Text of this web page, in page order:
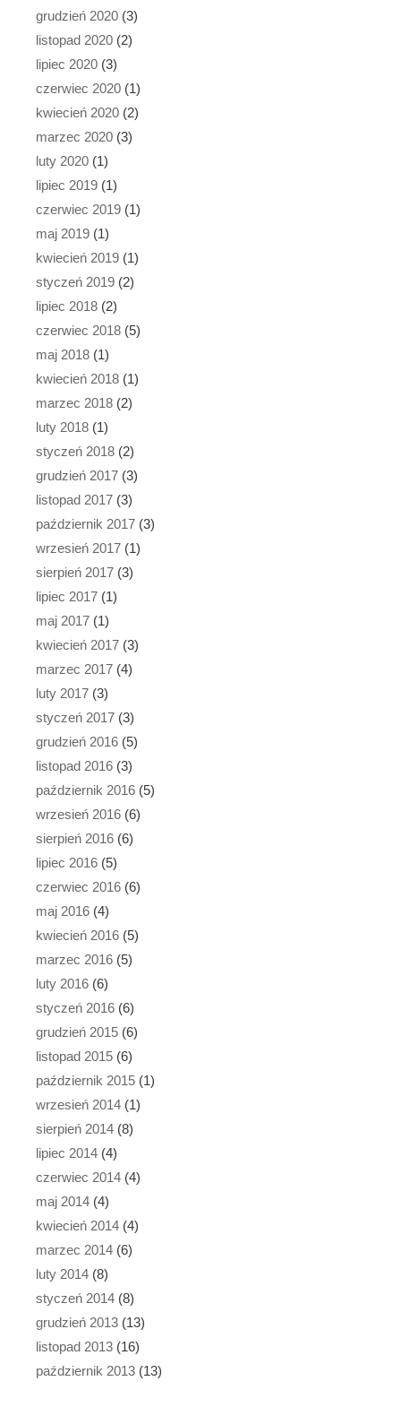
grudzień 2020 (3)
listopad 2020 (2)
lipiec 2020 (3)
czerwiec 2020 (1)
kwiecień 2020 (2)
marzec 2020 (3)
luty 2020 (1)
lipiec 2019 (1)
czerwiec 2019 (1)
maj 2019 (1)
kwiecień 2019 (1)
styczeń 2019 (2)
lipiec 2018 (2)
czerwiec 2018 (5)
maj 2018 (1)
kwiecień 2018 (1)
marzec 2018 (2)
luty 2018 (1)
styczeń 2018 (2)
grudzień 2017 (3)
listopad 2017 (3)
październik 2017 (3)
wrzesień 2017 (1)
sierpień 2017 (3)
lipiec 2017 (1)
maj 2017 (1)
kwiecień 2017 (3)
marzec 2017 (4)
luty 2017 (3)
styczeń 2017 (3)
grudzień 2016 (5)
listopad 2016 (3)
październik 2016 (5)
wrzesień 2016 (6)
sierpień 2016 (6)
lipiec 2016 (5)
czerwiec 2016 (6)
maj 2016 (4)
kwiecień 2016 (5)
marzec 2016 (5)
luty 2016 (6)
styczeń 2016 (6)
grudzień 2015 (6)
listopad 2015 (6)
październik 2015 (1)
wrzesień 2014 (1)
sierpień 2014 (8)
lipiec 2014 (4)
czerwiec 2014 (4)
maj 2014 (4)
kwiecień 2014 (4)
marzec 2014 (6)
luty 2014 (8)
styczeń 2014 (8)
grudzień 2013 (13)
listopad 2013 (16)
październik 2013 (13)